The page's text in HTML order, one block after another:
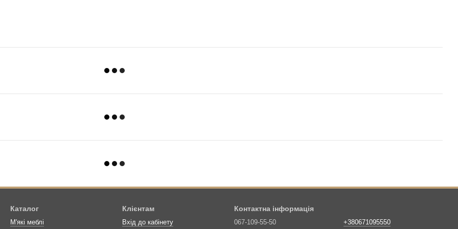
Каталог
М'які меблі
Клієнтам
Вхід до кабінету
Контактна інформація
067-109-55-50 +380671095550